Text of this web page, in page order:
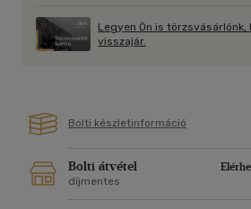
Legyen Ön is törzsvásárlónk,
visszajár.
Bolti készletinformáció
Bolti átvétel
díjmentes